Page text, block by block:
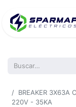
BREAKER 3X63A
220V - 35KA